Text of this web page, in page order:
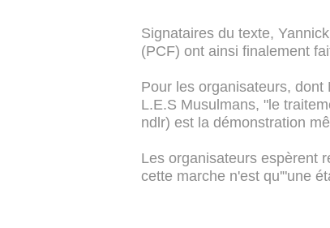
Signataires du texte,
(PCF) ont ainsi finalement
Pour les organisateurs,
L.E.S Musulmans, "le
ndlr) est la démonstration
Les organisateurs espèrent
cette marche n'est qu'"une